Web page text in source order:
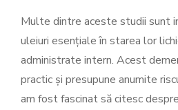
Multe dintre aceste studii sunt
uleiuri esențiale în starea lor
administrate intern. Acest
practic și presupune anumite
am fost fascinat să citesc